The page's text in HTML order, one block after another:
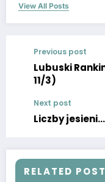
View All Posts
Previous post
Lubuski
11/3)
Next post
Liczby
RELATED